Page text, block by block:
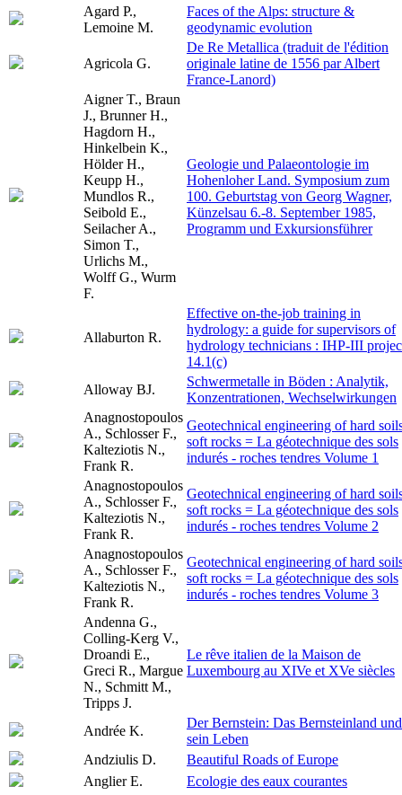
Agard P.,
Lemoine M.
Faces of the Alps: structure &
geodynamic evolution
Agricola G.
De Re Metallica (traduit de l'édition
originale latine de 1556 par Albert
France-Lanord)
Aigner T., Braun
J., Brunner H.,
Hagdorn H.,
Hinkelbein K.,
Hölder H.,
Keupp H.,
Mundlos R.,
Seibold E.,
Seilacher A.,
Simon T.,
Urlichs M.,
Wolff G., Wurm
F.
Geologie und Palaeontologie im
Hohenloher Land. Symposium zum
100. Geburtstag von Georg Wagner,
Künzelsau 6.-8. September 1985,
Programm und Exkursionsführer
Allaburton R.
Effective on-the-job training in
hydrology: a guide for supervisors of
hydrology technicians : IHP-III
14.1(c)
Alloway BJ.
Schwermetalle in Böden : Analytik,
Konzentrationen, Wechselwirkungen
Anagnostopoulos
A., Schlosser F.,
Kalteziotis N.,
Frank R.
Geotechnical engineering of hard
soft rocks = La géotechnique des sols
indurés - roches tendres Volume 1
Anagnostopoulos
A., Schlosser F.,
Kalteziotis N.,
Frank R.
Geotechnical engineering of hard
soft rocks = La géotechnique des sols
indurés - roches tendres Volume 2
Anagnostopoulos
A., Schlosser F.,
Kalteziotis N.,
Frank R.
Geotechnical engineering of hard
soft rocks = La géotechnique des sols
indurés - roches tendres Volume 3
Andenna G.,
Colling-Kerg V.,
Droandi E.,
Greci R., Margue
N., Schmitt M.,
Tripps J.
Le rêve italien de la Maison de
Luxembourg au XIVe et XVe siècles
Andrée K.
Der Bernstein: Das Bernsteinland und
sein Leben
Andziulis D.
Beautiful Roads of Europe
Anglier E.
Ecologie des eaux courantes